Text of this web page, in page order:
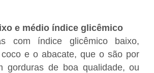
e médio índice glicêmico
com índice glicêmico baixo,
e o abacate, que o são por
gorduras de boa qualidade, ou